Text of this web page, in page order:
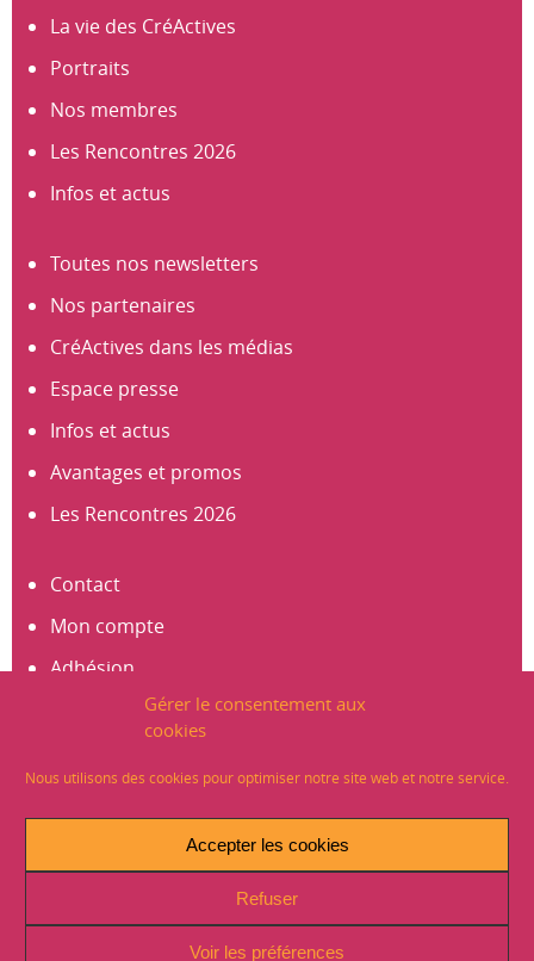
Gérer le consentement aux
cookies
Nous utilisons des cookies pour optimiser notre site web et notre service.
Accepter les cookies
Refuser
Voir les préférences
La vie des CréActives
Portraits
Nos membres
Les Rencontres 2026
Infos et actus
Toutes nos newsletters
Nos partenaires
CréActives dans les médias
Espace presse
Infos et actus
Avantages et promos
Les Rencontres 2026
Contact
Mon compte
Adhésion
S’abonner à la newsletter
Mentions légales
Politique de Confidentialité (RGPD)